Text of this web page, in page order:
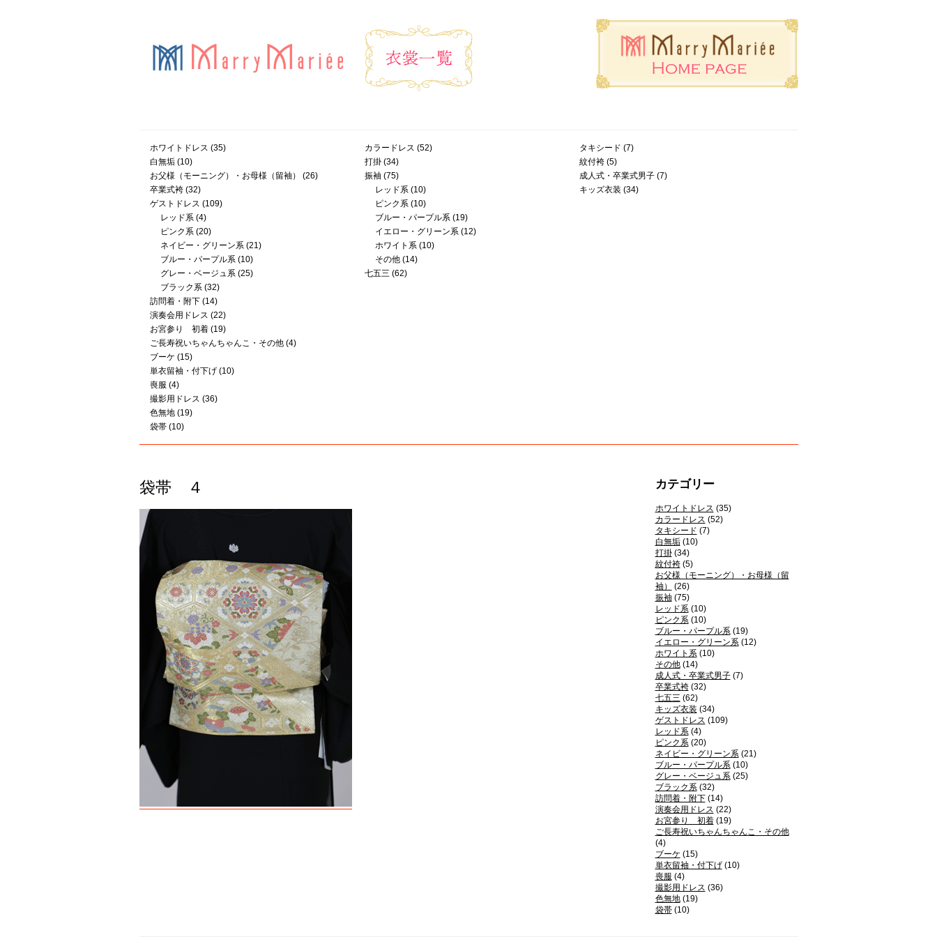
ホワイトドレス (35)
白無垢(10)
お父様（モーニング）・お母様（留袖）
(26)
卒業式袴(32)
ゲストドレス (109)
レッド系(4)
ピンク系(20)
ネイビー・グリーン系(21)
ブルー・パープル系(10)
グレー・ベージュ系(25)
ブラック系(32)
訪問着・附下(14)
演奏会用ドレス (22)
お宮参り 初着(19)
ご長寿祝いちゃんちゃんこ・その他(4)
ブーケ (15)
単衣留袖・付下げ(10)
喪服 (4)
撮影用ドレス (36)
色無地(19)
袋帯(10)
カラードレス (52)
打掛(34)
振袖(75)
レッド系(10)
ピンク系(10)
ブルー・パープル系(19)
イエロー・グリーン系(12)
ホワイト系(10)
その他(14)
七五三 (62)
タキシード (7)
紋付袴(5)
成人式・卒業式男子(7)
キッズ衣装 (34)
カテゴリー
ホワイトドレス (35)
カラードレス (52)
タキシード (7)
白無垢(10)
打掛(34)
紋付袴(5)
お父様（モーニング）・お母様（留
袖）
(26)
振袖(75)
レッド系(10)
ピンク系(10)
ブルー・パープル系(19)
イエロー・グリーン系(12)
ホワイト系(10)
その他(14)
成人式・卒業式男子(7)
卒業式袴(32)
七五三 (62)
キッズ衣装 (34)
ゲストドレス (109)
レッド系(4)
ピンク系(20)
ネイビー・グリーン系(21)
ブルー・パープル系(10)
グレー・ベージュ系(25)
ブラック系(32)
訪問着・附下(14)
演奏会用ドレス (22)
お宮参り 初着(19)
ご長寿祝いちゃんちゃんこ・その他
(4)
ブーケ (15)
単衣留袖・付下げ(10)
喪服 (4)
撮影用ドレス (36)
色無地(19)
袋帯(10)
袋帯 ４